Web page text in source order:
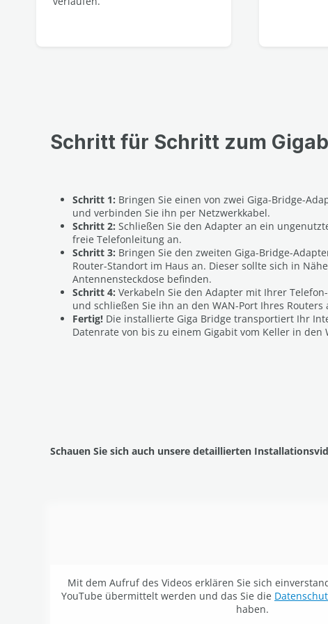
Schritt für Schritt zum
Schritt 1: Bringen Sie einen von zwei Giga-Bridge-
und verbinden Sie ihn per Netzwerkkabel.
Schritt 2: Schließen Sie den Adapter an ein
freie Telefonleitung an.
Schritt 3: Bringen Sie den zweiten Giga-Bridge-
Router-Standort im Haus an. Dieser sollte sich in
Antennensteckdose befinden.
Schritt 4: Verkabeln Sie den Adapter mit Ihrer
und schließen Sie ihn an den WAN-Port Ihres Routers
Fertig! Die installierte Giga Bridge transportiert Ihr
Datenrate von bis zu einem Gigabit vom Keller in den
Schauen Sie sich auch unsere detaillierten
Mit dem Aufruf des Videos erklären Sie sich
YouTube übermittelt werden und das Sie die
haben.